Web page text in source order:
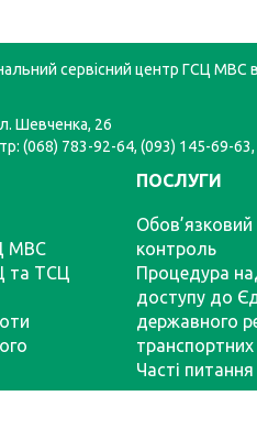
сервісний центр ГСЦ МВС в
Шевченка, 26
(068) 783-92-64, (093) 145-69-
МВС
та ТСЦ
ПОСЛУГИ
Обов’язковий
контроль
Процедура
доступу до
державного
транспортних
Часті питання